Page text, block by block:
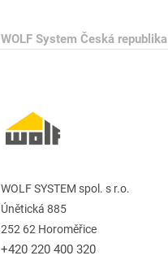
WOLF System Česká republika
WOLF SYSTEM spol. s r.o.
Únětická 885
252 62 Horoměřice
+420 220 400 320